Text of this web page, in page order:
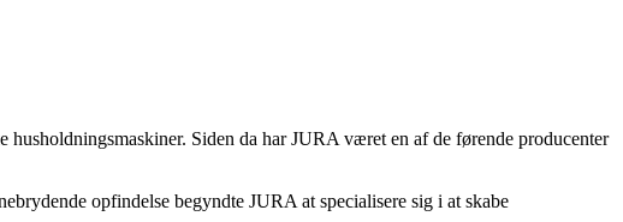
Siden da har JURA været en af ​​de førende producenter
opfindelse begyndte JURA at specialisere sig i at skabe